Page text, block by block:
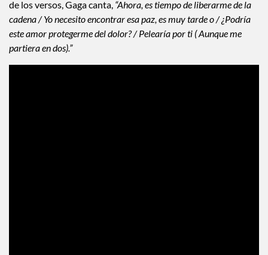
de los versos, Gaga canta, “Ahora, es tiempo de liberarme de la
cadena / Yo necesito encontrar esa paz, es muy tarde o / ¿Podría
este amor protegerme del dolor? / Pelearía por ti ( Aunque me
partiera en dos).”